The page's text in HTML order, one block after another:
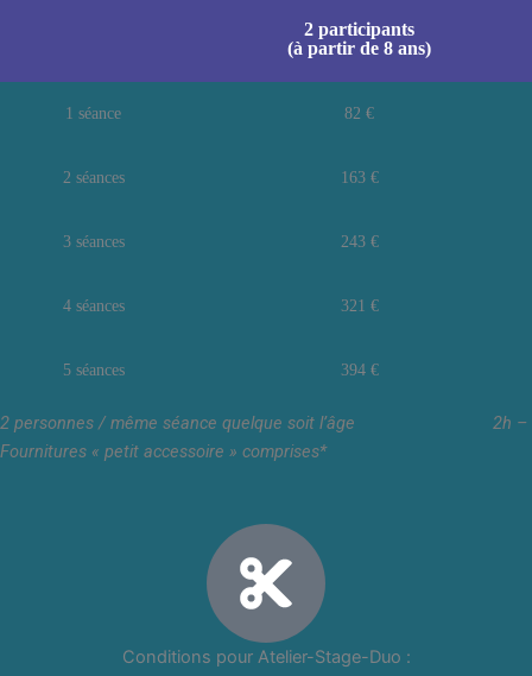
2 participants
(à partir de 8 ans)
1 séance 82 €
2 séances 163 €
3 séances 243 €
4 séances 321 €
5 séances 394 €
2 personnes / même séance quelque soit l’âge 2h –
Fournitures « petit accessoire » comprises*
Conditions pour Atelier-Stage-Duo :